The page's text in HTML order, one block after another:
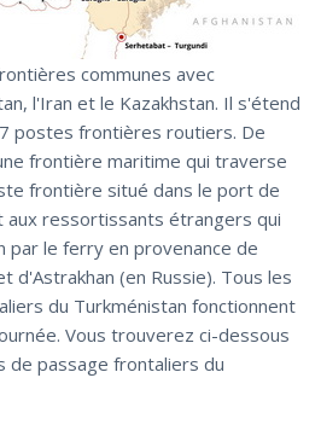
communes avec
l'Iran et le Kazakhstan. Il s'étend
postes frontières routiers. De
frontière maritime qui traverse
frontière situé dans le port de
aux ressortissants étrangers qui
par le ferry en provenance de
d'Astrakhan (en Russie). Tous les
du Turkménistan fonctionnent
Vous trouverez ci-dessous
de passage frontaliers du